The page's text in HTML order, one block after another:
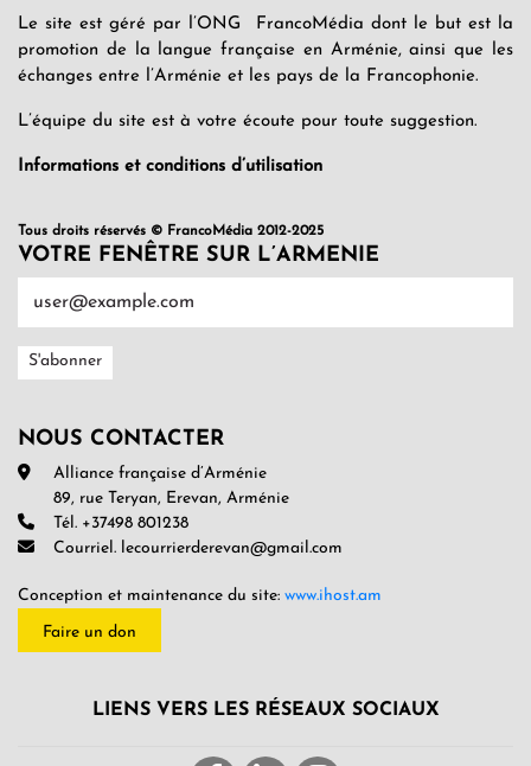
Le site est géré par l’ONG FrancoMédia dont le but est la
promotion de la langue française en Arménie, ainsi que les
échanges entre l’Arménie et les pays de la Francophonie.
L’équipe du site est à votre écoute pour toute suggestion.
Informations et conditions d’utilisation
Tous droits réservés © FrancoMédia 2012-2025
VOTRE FENÊTRE SUR L’ARMENIE
NOUS CONTACTER
Alliance française d’Arménie
89, rue Teryan, Erevan, Arménie
Tél. +37498 801238
Courriel. lecourrierderevan@gmail.com
Conception et maintenance du site: www.ihost.am
Faire un don
LIENS VERS LES RÉSEAUX SOCIAUX